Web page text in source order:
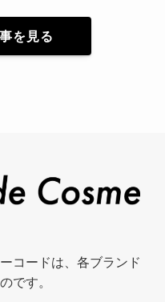
を見る
コードは、各ブランド
です。